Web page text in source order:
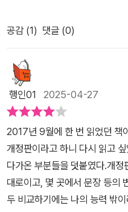
니까요. 차라리 능력이 없었다
스로를 원망합니다. 사람의 탈
이들을 지켜줄 어른은 어디 있
수상작인 <시프트>는 생생한
전개 덕분에 책을 읽고 나면 한
그래서인지 2017년 부산국제영
작자들에게 가능성 있는 작품
M)에 선정되었고, 네이버 웹툰
눈은 똑같은가 봅니다. 첫 장편
에 대한 기대감이 높아질 수밖
가는 계속 쓰고 있습니다. '조예
나에게도 이런 능력이 있으면
완벽한 소설. 시프트는 인간이
여서 청소년들이 읽기에 적당한
렇게 단순하고, 단편적인 이야
생각보다 심도 있었고 철학적이
심이 어떻게 얽히는지, 악이란
것을 생각하게 만드는 책이었
서, 인간 내면의 갈등과 욕망까
상은 가능한 부분이었고누군가
바라보는 마음이 참으로 복잡했
이었다고 생각합니다​이 소설에
을 옮길 수 있었지만, 그 능력은
위한 능력도 아니었습니다.오히
로 사용당하게 되고, 그 능력은
가 되었죠누군가의 고통을 옮
공감 (1) 댓글 (0)
행인01 2025-04-27
2017년 9월에 한 번 읽었던 책
개정판이라고 하니 다시 읽고
다가온 부분들을 덧붙였다.개
대로이고, 몇 곳에서 문장 등의
두 비교하기에는 나의 능력 밖